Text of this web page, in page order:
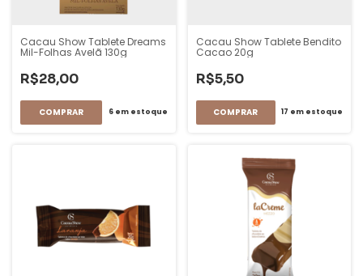
Cacau Show Tablete Dreams
Mil-Folhas Avelã 130g
R$28,00
6em estoque
Cacau Show Tablete Bendito
Cacao 20g
R$5,50
17 em estoque